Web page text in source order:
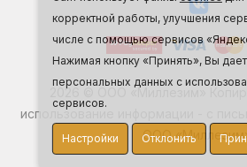
корректной работы, улучшения
числе с помощью сервисов
Нажимая кнопку «Принять», Вы
персональных данных с
сервисов.
Настройки Отклонить
2026 © ООО «Миллезим»
использование информации - с
ООО